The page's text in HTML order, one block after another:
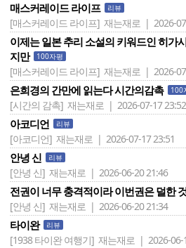
매스커레이드 라이프 리뷰
[매스커레이드 라이프] 재는재로 | 2026-
이제는 일본 추리 소설의 키워드인 히가
지만
100자평
[매스커레이드 라이프] 재는재로 | 2026-
은희경의 간만에 읽는다 시간의감촉 100
[시간의 감촉] 재는재로 | 2026-07-17 23:52
아코디언 리뷰
[아코디언] 재는재로 | 2026-07-17 23:51
안녕 신 리뷰
[안녕 신] 재는재로 | 2026-06-20 21:46
전권이 너무 충격적이라 이번권은 덜한
[안녕 신] 재는재로 | 2026-06-20 21:34
타이완 리뷰
[1938 타이완 여행기] 재는재로 | 2026-06-